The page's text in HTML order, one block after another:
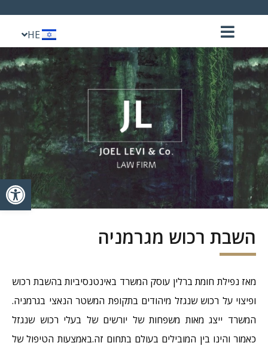
פתח
HE
EN
DE
השבת רכוש מגרמניה
מאז נפילת חומת ברלין עוסק המשרד באינטנסיביות בהשבת רכוש
ופיצוי על רכוש שנגזל מיהודים בתקופת המשטר הנאצי בגרמניה.
המשרד ייצג מאות משפחות של יורשים של בעלי רכוש שנגזל
כאמור והינו בין המובילים בעולם בתחום זה.באמצעות הטיפול של